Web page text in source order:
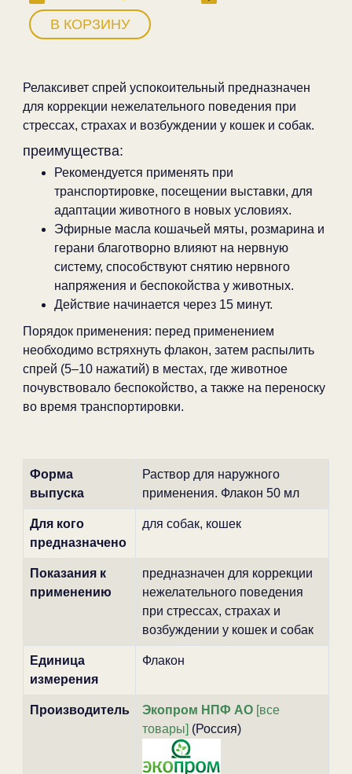
В КОРЗИНУ
Релаксивет спрей успокоительный предназначен
для коррекции нежелательного поведения при
стрессах, страхах и возбуждении у кошек и собак.
преимущества:
Рекомендуется применять при
транспортировке, посещении выставки, для
адаптации животного в новых условиях.
Эфирные масла кошачьей мяты, розмарина и
герани благотворно влияют на нервную
систему, способствуют снятию нервного
напряжения и беспокойства у животных.
Действие начинается через 15 минут.
Порядок применения: перед применением
необходимо встряхнуть флакон, затем распылить
спрей (5–10 нажатий) в местах, где животное
почувствовало беспокойство, а также на переноску
во время транспортировки.
Форма
выпуска
Раствор для наружного
применения. Флакон 50 мл
Для кого
предназначено
для собак, кошек
Показания к
применению
предназначен для коррекции
нежелательного поведения
при стрессах, страхах и
возбуждении у кошек и собак
Единица
измерения
Флакон
Производитель Экопром НПФ АО[все
товары] (Россия)